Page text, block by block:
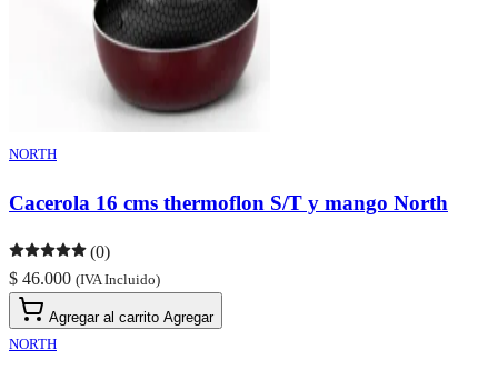
NORTH
Cacerola 16 cms thermoflon S/T y mango North
(0)
$ 46.000 (IVA Incluido)
Agregar al carrito Agregar
NORTH